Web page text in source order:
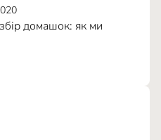
домашок: як ми